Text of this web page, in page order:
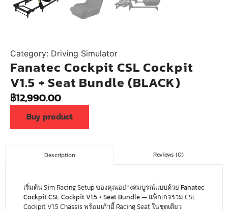
Category: Driving Simulator
Fanatec Cockpit CSL Cockpit
V1.5 + Seat Bundle (BLACK)
฿12,990.00
Buy product
Description Reviews (0)
เริ่มต้น Sim Racing Setup ของคุณอย่างสมบูรณ์แบบด้วย Fanatec
Cockpit CSL Cockpit V1.5 + Seat Bundle— แพ็กเกจรวม CSL
Cockpit V1.5 Chassis พร้อมเก้าอี้ Racing Seat ในชุดเดียว